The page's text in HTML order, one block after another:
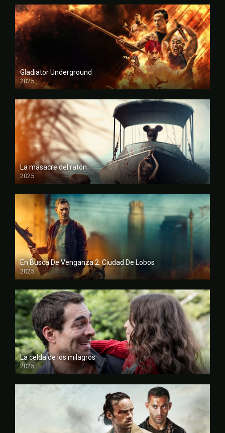
Gladiator Underground
2025
FULL HD
La masacre del ratón
2025
FULL HD
En Busca De Venganza 2: Ciudad De Lobos
2025
FULL HD
La celda de los milagros
2025
FULL HD